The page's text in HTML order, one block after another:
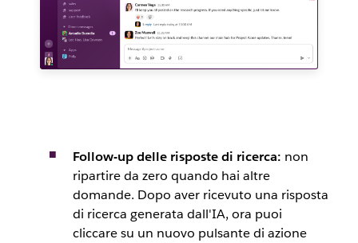
Follow-up delle risposte di ricerca: non
ripartire da zero quando hai altre
domande. Dopo aver ricevuto una risposta
di ricerca generata dall'IA, ora puoi
cliccare su un nuovo pulsante di azione